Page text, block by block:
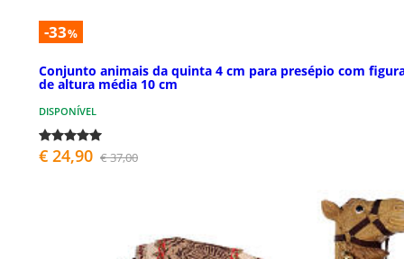
-33%
Conjunto animais da quinta 4 cm para presépio com
de altura média 10 cm
DISPONÍVEL
€ 24,90 € 37,00